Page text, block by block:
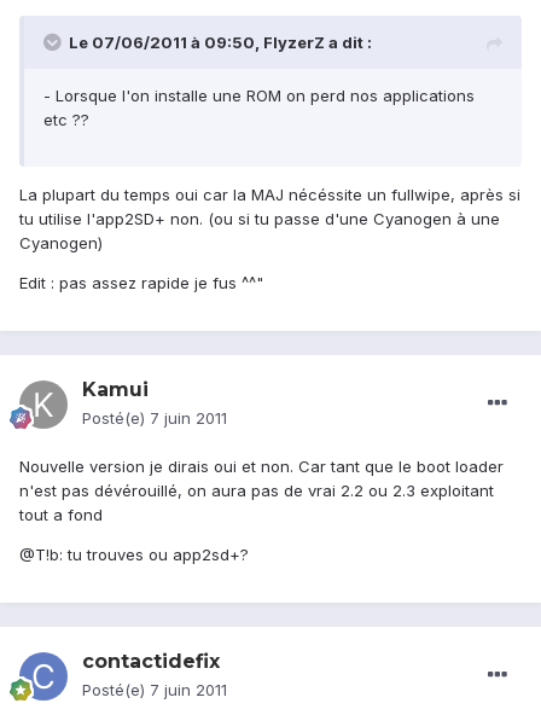
Le 07/06/2011 à 09:50, FlyzerZ a dit :
- Lorsque l'on installe une ROM on perd nos applications
etc ??
La plupart du temps oui car la MAJ nécéssite un fullwipe, après si
tu utilise l'app2SD+ non. (ou si tu passe d'une Cyanogen à une
Cyanogen)
Edit : pas assez rapide je fus ^^"
Kamui
Posté(e) 7 juin 2011
Nouvelle version je dirais oui et non. Car tant que le boot loader
n'est pas dévérouillé, on aura pas de vrai 2.2 ou 2.3 exploitant
tout a fond
@T!b: tu trouves ou app2sd+?
contactidefix
Posté(e) 7 juin 2011